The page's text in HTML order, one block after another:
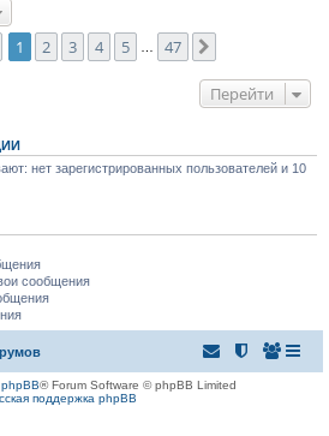
1 из
1 2 3 4 5 … 47
Перейти
нет зарегистрированных пользователей и 10
сообщения
phpBB® Forum Software © phpBB Limited
поддержка phpBB